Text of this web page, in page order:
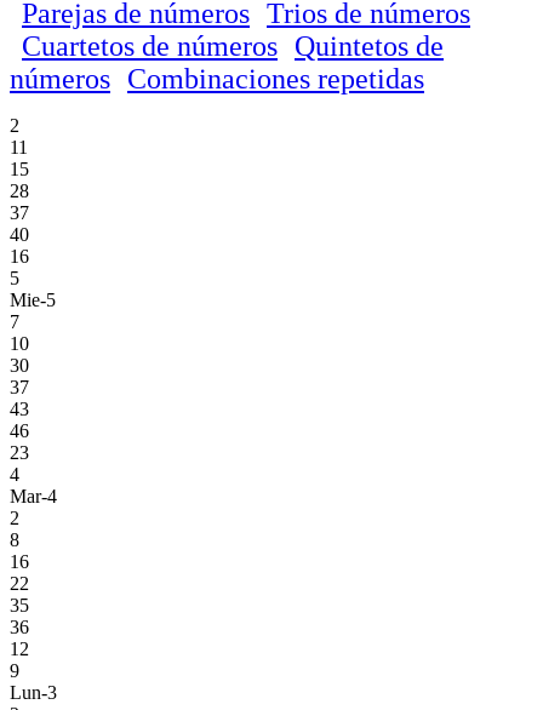
Parejas de números Trios de números
Cuartetos de números Quintetos de
números Combinaciones repetidas
2
11
15
28
37
40
16
5
Mie-5
7
10
30
37
43
46
23
4
Mar-4
2
8
16
22
35
36
12
9
Lun-3